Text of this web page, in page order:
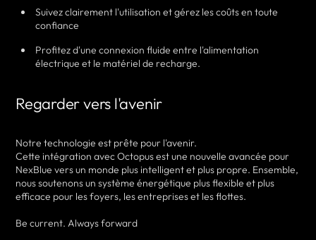
Suivez clairement l'utilisation et gérez les coûts en toute
confiance
Profitez d'une connexion fluide entre l'alimentation
électrique et le matériel de recharge.
Regarder vers l'avenir
Notre technologie est prête pour l'avenir.
Cette intégration avec Octopus est une nouvelle avancée pour
NexBlue vers un monde plus intelligent et plus propre. Ensemble,
nous soutenons un système énergétique plus flexible et plus
efficace pour les foyers, les entreprises et les flottes.
Be current. Always forward